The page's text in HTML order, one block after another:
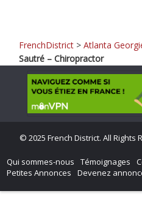
FrenchDistrict >Atlanta
Sautré – Chiropractor
© 2025 French District. All
Qui sommes-nous Témoignages
Petites Annonces
Devenez